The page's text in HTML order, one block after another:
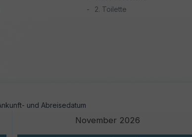
2. Toilette
November 2026